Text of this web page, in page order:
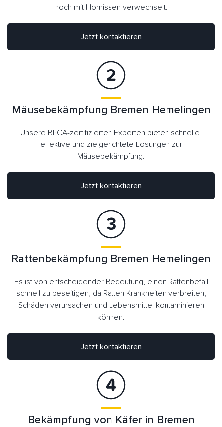
noch mit Hornissen verwechselt.
Jetzt kontaktieren
Jetzt kontaktieren
Mäusebekämpfung Bremen Hemelingen
Unsere BPCA-zertifizierten Experten bieten schnelle,
effektive und zielgerichtete Lösungen zur
Mäusebekämpfung.
Rattenbekämpfung Bremen Hemelingen
Es ist von entscheidender Bedeutung, einen Rattenbefall
schnell zu beseitigen, da Ratten Krankheiten verbreiten,
Schäden verursachen und Lebensmittel kontaminieren
können.
Jetzt kontaktieren
Bekämpfung von Käfer in Bremen